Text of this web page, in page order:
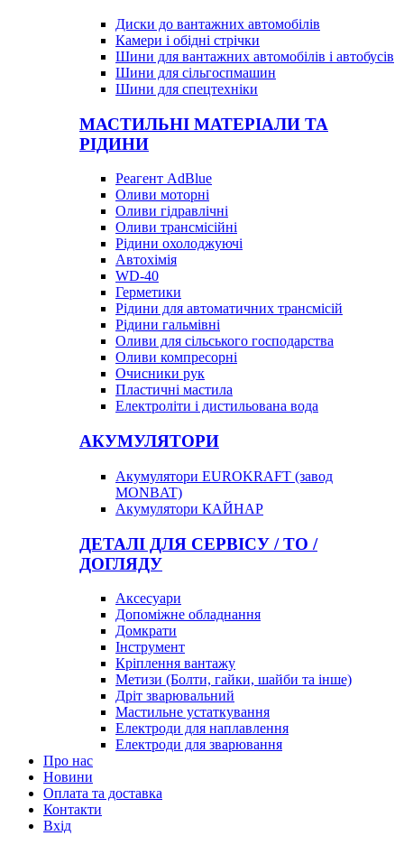
Диски до вантажних автомобілів
Камери і обідні стрічки
Шини для вантажних автомобілів і автобусів
Шини для сільгоспмашин
Шини для спецтехніки
МАСТИЛЬНІ МАТЕРІАЛИ ТА
РІДИНИ
Реагент AdBlue
Оливи моторні
Оливи гідравлічні
Оливи трансмісійні
Рідини охолоджуючі
Автохімія
WD-40
Герметики
Рідини для автоматичних трансмісій
Рідини гальмівні
Оливи для сільського господарства
Оливи компресорні
Очисники рук
Пластичні мастила
Електроліти і дистильована вода
АКУМУЛЯТОРИ
Акумулятори EUROKRAFT (завод
MONBAT)
Акумулятори КАЙНАР
ДЕТАЛІ ДЛЯ СЕРВІСУ / ТО /
ДОГЛЯДУ
Аксесуари
Допоміжне обладнання
Домкрати
Інструмент
Кріплення вантажу
Метизи (Болти, гайки, шайби та інше)
Дріт зварювальний
Мастильне устаткування
Електроди для наплавлення
Електроди для зварювання
Про нас
Новини
Оплата та доставка
Контакти
Вхiд